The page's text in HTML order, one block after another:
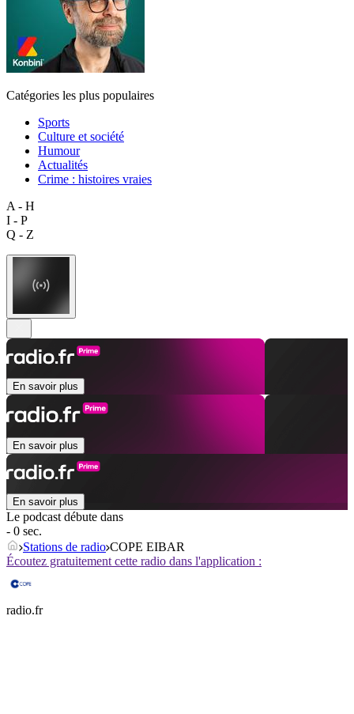
Catégories les plus populaires
Sports
Culture et société
Humour
Actualités
Crime : histoires vraies
A - H
I - P
Q - Z
En savoir plus
En savoir plus
En savoir plus
Le podcast débute dans
- 0 sec.
Stations de radio COPE EIBAR
Écoutez gratuitement cette radio dans l'application :
radio.fr